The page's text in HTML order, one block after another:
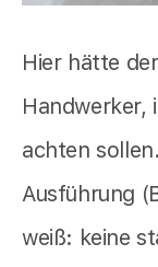
Hier hätte
Handwerker,
achten
Ausführung
weiß: keine